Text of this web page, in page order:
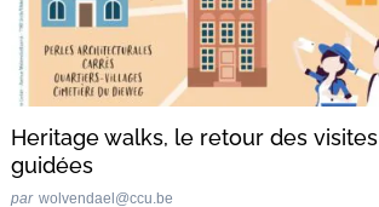
Heritage walks, le retour des visites
guidées
par wolvendael@ccu.be